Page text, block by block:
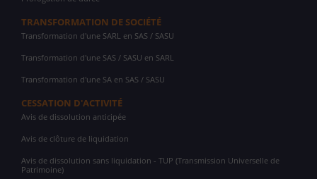
TRANSFORMATION DE SOCIÉTÉ
Transformation d'une SARL en SAS / SASU
Transformation d'une SAS / SASU en SARL
Transformation d'une SA en SAS / SASU
CESSATION D'ACTIVITÉ
Avis de dissolution anticipée
Avis de clôture de liquidation
Avis de dissolution sans liquidation - TUP (Transmission Universelle de
Patrimoine)